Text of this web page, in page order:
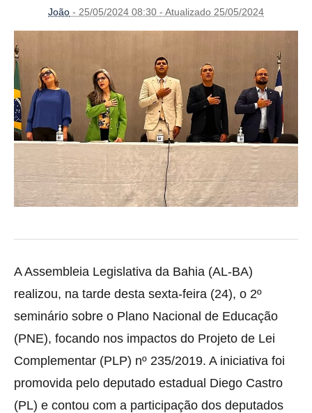
João - 25/05/2024 08:30 - Atualizado 25/05/2024
A Assembleia Legislativa da Bahia (AL-BA)
realizou, na tarde desta sexta-feira (24), o 2º
seminário sobre o Plano Nacional de Educação
(PNE), focando nos impactos do Projeto de Lei
Complementar (PLP) nº 235/2019. A iniciativa foi
promovida pelo deputado estadual Diego Castro
(PL) e contou com a participação dos deputados